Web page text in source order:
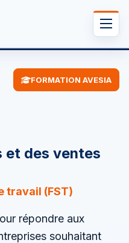
FORMATION AVESIA
et des ventes
travail (FST)
répondre aux
souhaitant